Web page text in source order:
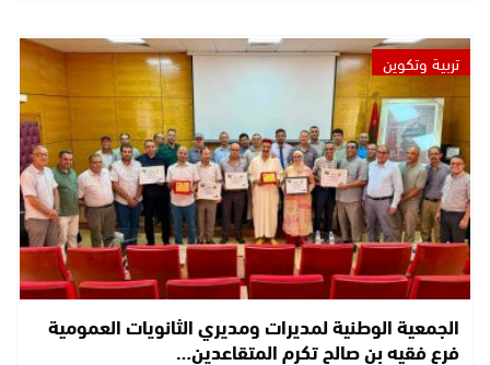
تربية وتكوين
الجمعية الوطنية لمديرات ومديري الثانويات العمومية
فرع فقيه بن صالح تكرم المتقاعدين…